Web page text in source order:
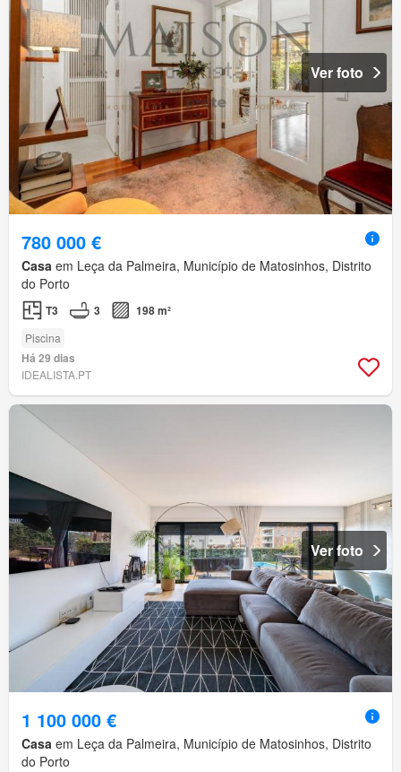
Ver foto
780 000 €
Casa em Leça da Palmeira, Município de Matosinhos, Distrito
do Porto
T3 3 198 m²
Piscina
Há 29 dias
IDEALISTA.PT
Ver foto
1 100 000 €
Casa em Leça da Palmeira, Município de Matosinhos, Distrito
do Porto